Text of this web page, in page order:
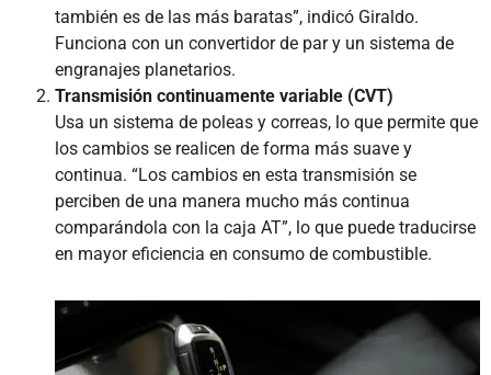
también es de las más baratas”, indicó Giraldo.
Funciona con un convertidor de par y un sistema de
engranajes planetarios.
Transmisión continuamente variable (CVT)
Usa un sistema de poleas y correas, lo que permite que
los cambios se realicen de forma más suave y
continua. “Los cambios en esta transmisión se
perciben de una manera mucho más continua
comparándola con la caja AT”, lo que puede traducirse
en mayor eficiencia en consumo de combustible.